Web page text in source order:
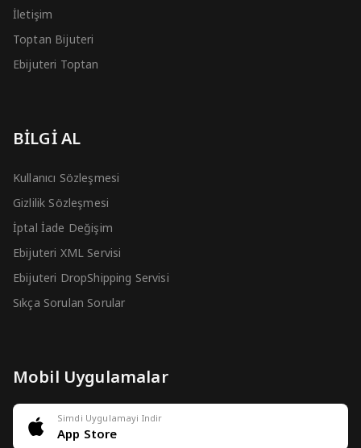
İletişim
Toptan Bijuteri
Ebijuteri Toptan
BİLGİ AL
Kullanıcı Sözleşmesi
Gizlilik Sözleşmesi
İptal İade Değişim
Ebijuteri XML Servisi
Ebijuteri DropShipping Servisi
Sıkça Sorulan Sorular
Mobil Uygulamalar
Simdi Uygulamayi Indir
App Store